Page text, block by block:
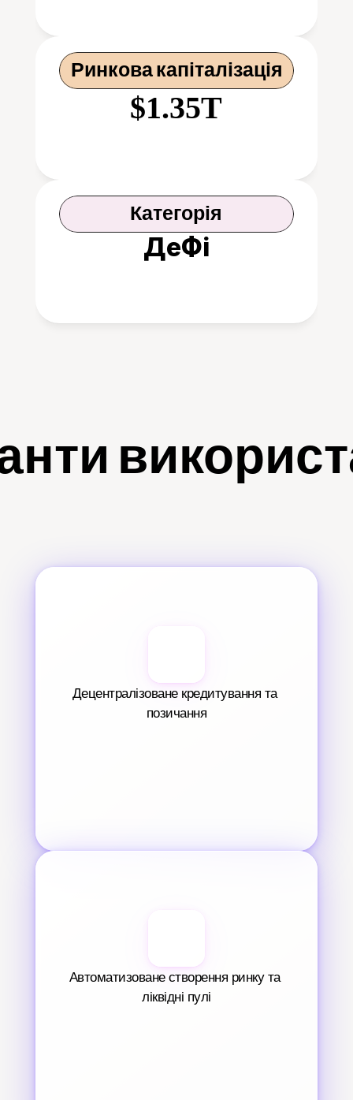
Ринкова капіталізація
$1.35T
Категорія
ДеФі
Децентралізоване кредитування та
позичання
Автоматизоване створення ринку та
ліквідні пулі